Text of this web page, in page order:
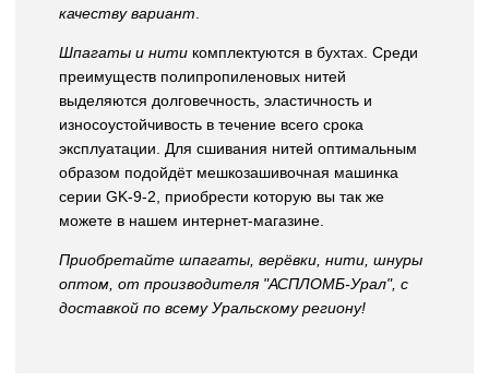
качеству вариант.
Шпагаты и нити комплектуются в бухтах. Среди
преимуществ полипропиленовых нитей
выделяются долговечность, эластичность и
износоустойчивость в течение всего срока
эксплуатации. Для сшивания нитей оптимальным
образом подойдёт мешкозашивочная машинка
серии GK-9-2, приобрести которую вы так же
можете в нашем интернет-магазине.
Приобретайте шпагаты, верёвки, нити, шнуры
оптом, от производителя "АСПЛОМБ-Урал", с
доставкой по всему Уральскому региону!